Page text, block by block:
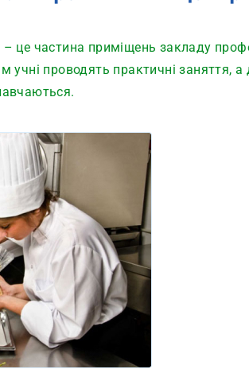
частина приміщень закладу
проводять практичні заняття, а